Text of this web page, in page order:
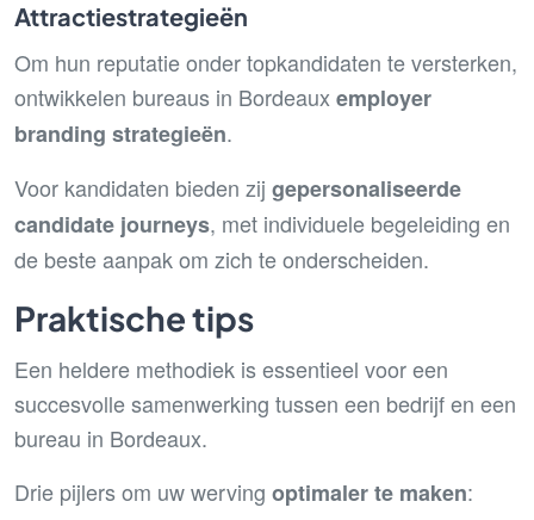
Attractiestrategieën
Om hun reputatie onder topkandidaten te versterken,
ontwikkelen bureaus in Bordeaux employer
branding strategieën.
Voor kandidaten bieden zij gepersonaliseerde
candidate journeys, met individuele begeleiding en
de beste aanpak om zich te onderscheiden.
Praktische tips
Een heldere methodiek is essentieel voor een
succesvolle samenwerking tussen een bedrijf en een
bureau in Bordeaux.
Drie pijlers om uw werving optimaler te maken: